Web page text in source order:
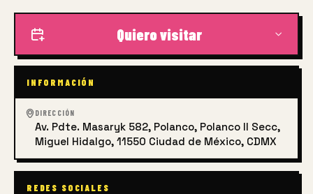
Quiero visitar
INFORMACIÓN
DIRECCIÓN
Av. Pdte. Masaryk 582, Polanco, Polanco II Secc,
Miguel Hidalgo, 11550 Ciudad de México, CDMX
REDES SOCIALES